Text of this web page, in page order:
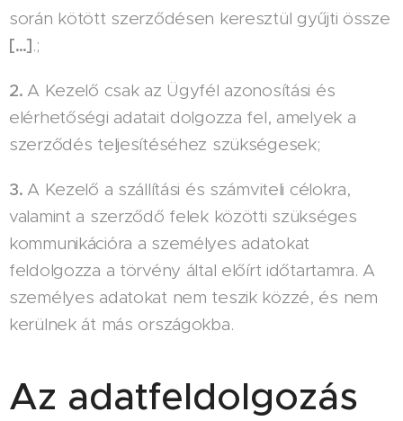
során kötött szerződésen keresztül gyűjti össze
[…].;
2. A Kezelő csak az Ügyfél azonosítási és
elérhetőségi adatait dolgozza fel, amelyek a
szerződés teljesítéséhez szükségesek;
3. A Kezelő a szállítási és számviteli célokra,
valamint a szerződő felek közötti szükséges
kommunikációra a személyes adatokat
feldolgozza a törvény által előírt időtartamra. A
személyes adatokat nem teszik közzé, és nem
kerülnek át más országokba.
Az adatfeldolgozás